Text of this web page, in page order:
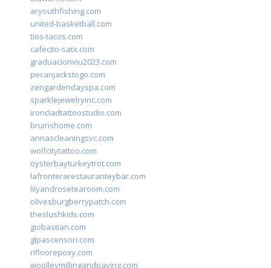
aryouthfishing.com
united-basketball.com
tios-tacos.com
cafecito-satx.com
graduacionviu2023.com
pecanjackstogo.com
zengardendayspa.com
sparklejewelryinc.com
ironcladtattoostudio.com
bruinshome.com
annascleaningsvc.com
wolfcitytattoo.com
oysterbayturkeytrot.com
lafronterarestauranteybar.com
lilyandrosetearoom.com
olivesburgberrypatch.com
theslushkids.com
giobastian.com
glpascensori.com
rifloorepoxy.com
woolleymillingandpaving.com